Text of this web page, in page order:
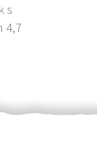
s
4,7